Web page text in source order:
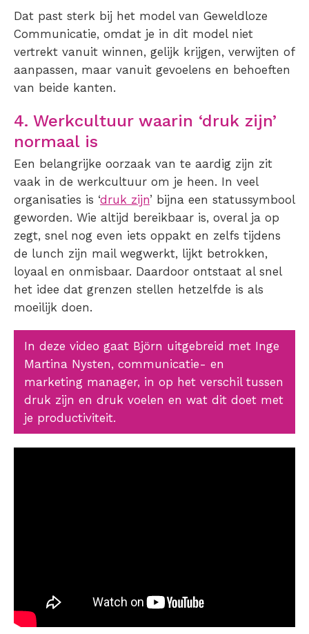
Dat past sterk bij het model van Geweldloze
Communicatie, omdat je in dit model niet
vertrekt vanuit winnen, gelijk krijgen, verwijten of
aanpassen, maar vanuit gevoelens en behoeften
van beide kanten.
4. Werkcultuur waarin ‘druk zijn’
normaal is
Een belangrijke oorzaak van te aardig zijn zit
vaak in de werkcultuur om je heen. In veel
organisaties is ‘druk zijn’ bijna een statussymbool
geworden. Wie altijd bereikbaar is, overal ja op
zegt, snel nog even iets oppakt en zelfs tijdens
de lunch zijn mail wegwerkt, lijkt betrokken,
loyaal en onmisbaar. Daardoor ontstaat al snel
het idee dat grenzen stellen hetzelfde is als
moeilijk doen.
In deze video gaat Björn uitgebreid met Inge
Martina Nysten, communicatie- en
marketing manager, in op het verschil tussen
druk zijn en druk voelen en wat dit doet met
je productiviteit.